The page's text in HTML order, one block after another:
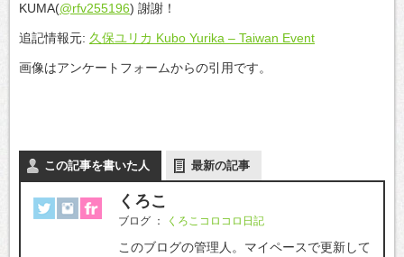
KUMA(@rfv255196) 謝謝！
追記情報元: 久保ユリカ Kubo Yurika – Taiwan Event
画像はアンケートフォームからの引用です。
この記事を書いた人 最新の記事
くろこ
ブログ ： くろこコロコロ日記
このブログの管理人。マイペースで更新して